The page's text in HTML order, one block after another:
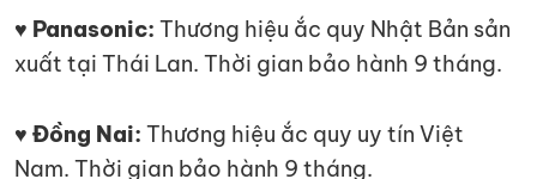
♥ Panasonic: Thương hiệu ắc quy Nhật Bản sản
xuất tại Thái Lan. Thời gian bảo hành 9 tháng.
♥ Đồng Nai: Thương hiệu ắc quy uy tín Việt
Nam. Thời gian bảo hành 9 tháng.